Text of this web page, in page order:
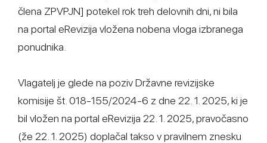
člena ZPVPJN] potekel rok treh delovnih dni, ni bila
na portal eRevizija vložena nobena vloga izbranega
ponudnika.
Vlagatelj je glede na poziv Državne revizijske
komisije št. 018-155/2024-6 z dne 22. 1. 2025, ki je
bil vložen na portal eRevizija 22. 1. 2025, pravočasno
(že 22. 1. 2025) doplačal takso v pravilnem znesku